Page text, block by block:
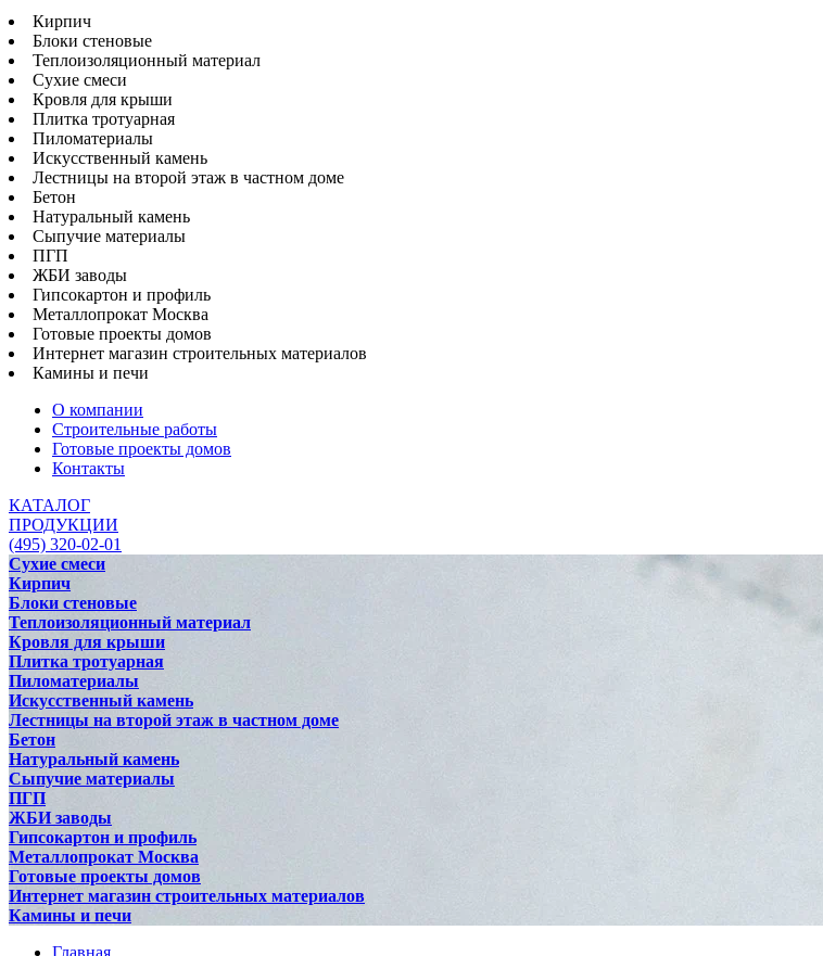
Кирпич
Блоки стеновые
Теплоизоляционный материал
Сухие смеси
Кровля для крыши
Плитка тротуарная
Пиломатериалы
Искусственный камень
Лестницы на второй этаж в частном доме
Бетон
Натуральный камень
Сыпучие материалы
ПГП
ЖБИ заводы
Гипсокартон и профиль
Металлопрокат Москва
Готовые проекты домов
Интернет магазин строительных материалов
Камины и печи
О компании
Строительные работы
Готовые проекты домов
Контакты
КАТАЛОГ
ПРОДУКЦИИ
(495) 320-02-01
Сухие смеси
Кирпич
Блоки стеновые
Теплоизоляционный материал
Кровля для крыши
Плитка тротуарная
Пиломатериалы
Искусственный камень
Лестницы на второй этаж в частном доме
Бетон
Натуральный камень
Сыпучие материалы
ПГП
ЖБИ заводы
Гипсокартон и профиль
Металлопрокат Москва
Готовые проекты домов
Интернет магазин строительных материалов
Камины и печи
Главная